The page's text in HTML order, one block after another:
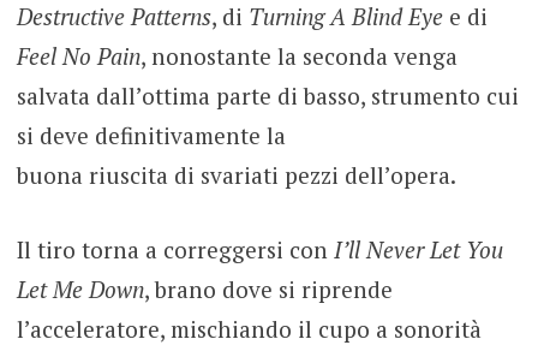
Destructive Patterns, di Turning A Blind Eyee di
Feel No Pain, nonostante la seconda venga
salvata dall’ottima parte di basso, strumento cui
si deve definitivamente la
buona riuscita di svariati pezzi dell’opera.
Il tiro torna a correggersi con I’ll Never Let You
Let Me Down, brano dove si riprende
l’acceleratore, mischiando il cupo a sonorità